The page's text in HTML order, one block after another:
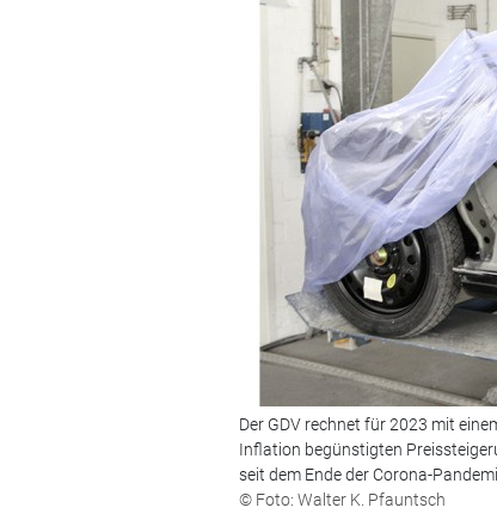
Der GDV rechnet für 2023 mit
Inflation begünstigten
seit dem Ende der Corona-
© Foto: Walter K. Pfauntsch